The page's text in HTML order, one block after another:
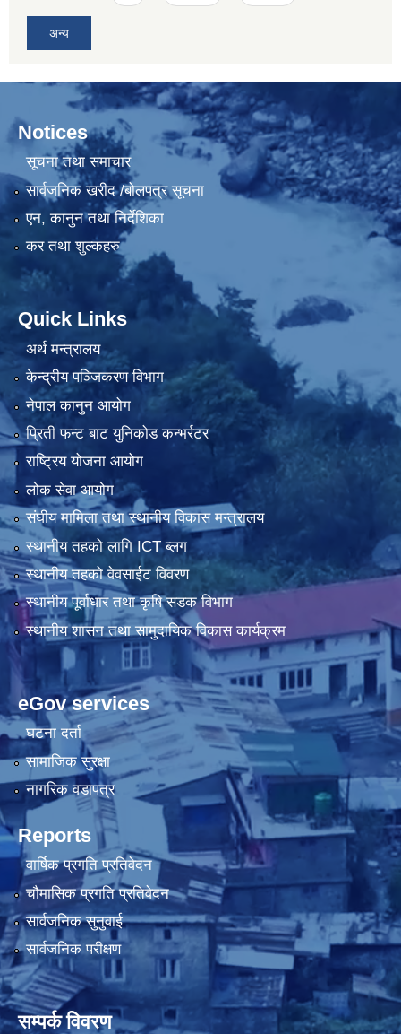
अन्य
Notices
सूचना तथा समाचार
सार्वजनिक खरीद /बोलपत्र सूचना
एन, कानुन तथा निर्देशिका
कर तथा शुल्कहरु
Quick Links
अर्थ मन्त्रालय
केन्द्रीय पञ्जिकरण विभाग
नेपाल कानुन आयोग
प्रिती फन्ट बाट युनिकोड कन्भर्रटर
राष्ट्रिय योजना आयोग
लोक सेवा आयोग
संघीय मामिला तथा स्थानीय विकास मन्त्रालय
स्थानीय तहको लागि ICT ब्लग
स्थानीय तहको वेवसाईट विवरण
स्थानीय पूर्वाधार तथा कृषि सडक विभाग
स्थानीय शासन तथा सामुदायिक विकास कार्यक्रम
eGov services
घटना दर्ता
सामाजिक सुरक्षा
नागरिक वडापत्र
Reports
वार्षिक प्रगति प्रतिवेदन
चौमासिक प्रगति प्रतिवेदन
सार्वजनिक सुनुवाई
सार्वजनिक परीक्षण
सम्पर्क विवरण